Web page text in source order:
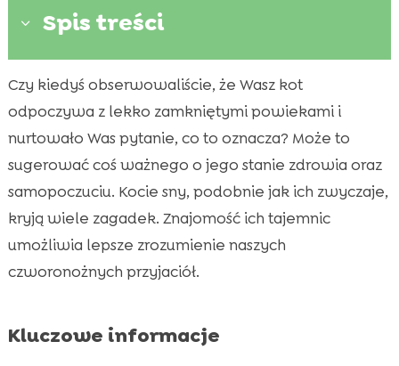
3 Spis treści
 Wprowadzenie
 Fizjologia snu kotów
 Kot śpi z półotwartymi oczami – co to
oznacza?
 Znaczenie snu dla zdrowia kota
 Stres i jego wpływ na sen kotów
 Rozpoznawanie problemów zdrowotnych
związanych ze snem
Korzyści z CricksyCat cat food
Jasper sucha karma dla kota
Czy kiedyś obserwowaliście, że Wasz kot
odpoczywa z lekko zamkniętymi powiekami i
nurtowało Was pytanie, co to oznacza? Może to
sugerować coś ważnego o jego stanie zdrowia oraz
samopoczuciu. Kocie sny, podobnie jak ich zwyczaje,
kryją wiele zagadek. Znajomość ich tajemnic
umożliwia lepsze zrozumienie naszych
czworonożnych przyjaciół.
Kluczowe informacje